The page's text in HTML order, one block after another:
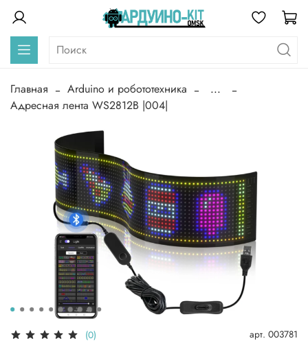
Главная Arduino и робототехника
...
Адресная лента WS2812B |004|
(0) арт. 003781